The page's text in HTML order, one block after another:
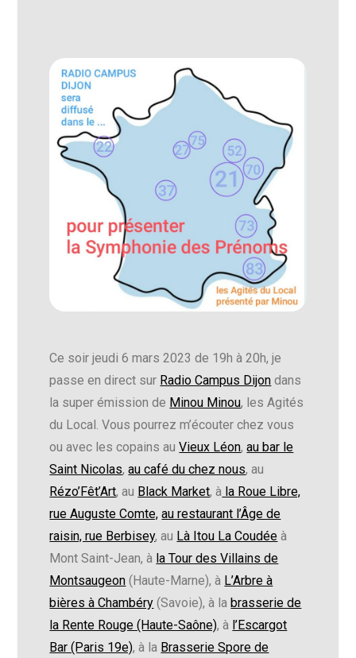
Ce soir jeudi 6 mars 2023 de 19h à 20h, je
passe en direct sur Radio Campus Dijon dans
la super émission de Minou Minou, les Agités
du Local. Vous pourrez m’écouter chez vous
ou avec les copains auVieux Léon,au bar le
Saint Nicolas,au café du chez nous, au
Rézo’Fêt’Art, au Black Market, à la Roue Libre,
rue Auguste Comte, au restaurant l’Âge de
raisin, rue Berbisey, au Là Itou La Coudée à
Mont Saint-Jean, à la Tour des Villains de
Montsaugeon (Haute-Marne), à L’Arbre à
bières à Chambéry (Savoie), à labrasserie de
la Rente Rouge (Haute-Saône), à l’Escargot
Bar (Paris 19e), à la Brasserie Spore de